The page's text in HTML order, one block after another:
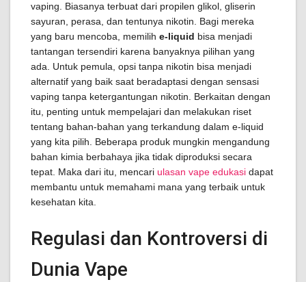
vaping. Biasanya terbuat dari propilen glikol, gliserin
sayuran, perasa, dan tentunya nikotin. Bagi mereka
yang baru mencoba, memilih e-liquid bisa menjadi
tantangan tersendiri karena banyaknya pilihan yang
ada. Untuk pemula, opsi tanpa nikotin bisa menjadi
alternatif yang baik saat beradaptasi dengan sensasi
vaping tanpa ketergantungan nikotin. Berkaitan dengan
itu, penting untuk mempelajari dan melakukan riset
tentang bahan-bahan yang terkandung dalam e-liquid
yang kita pilih. Beberapa produk mungkin mengandung
bahan kimia berbahaya jika tidak diproduksi secara
tepat. Maka dari itu, mencari ulasan vape edukasi dapat
membantu untuk memahami mana yang terbaik untuk
kesehatan kita.
Regulasi dan Kontroversi di
Dunia Vape